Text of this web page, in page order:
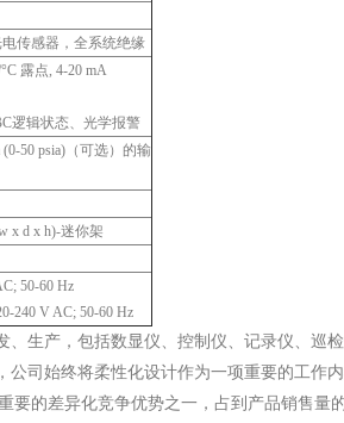
传感器，全系统绝缘
露点, 4-20 mA
逻辑状态、光学报警
50 psia)（可选）的输
x d x h)-迷你架
50-60 Hz
240 V AC; 50-60 Hz
、生产，包括数显仪、控制仪、记录仪、巡
公司始终将柔性化设计作为一项重要的工作
要的差异化竞争优势之一，占到产品销售量的